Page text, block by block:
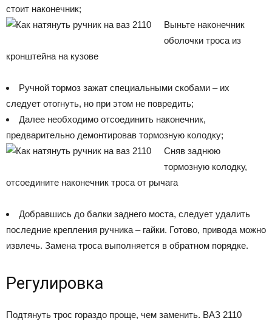
стоит наконечник;
Выньте наконечник
оболочки троса из
кронштейна на кузове
Ручной тормоз зажат специальными скобами – их
следует отогнуть, но при этом не повредить;
Далее необходимо отсоединить наконечник,
предварительно демонтировав тормозную колодку;
Сняв заднюю
тормозную колодку,
отсоедините наконечник троса от рычага
Добравшись до балки заднего моста, следует удалить
последние крепления ручника – гайки. Готово, привода можно
извлечь. Замена троса выполняется в обратном порядке.
Регулировка
Подтянуть трос гораздо проще, чем заменить. ВАЗ 2110